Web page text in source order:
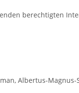
berechtigten
Albertus-Magnus-